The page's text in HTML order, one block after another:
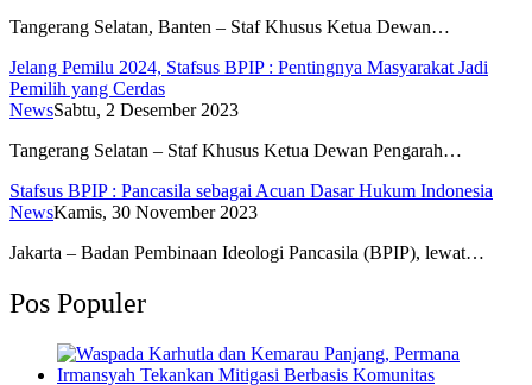
Tangerang Selatan, Banten – Staf Khusus Ketua Dewan…
Jelang Pemilu 2024, Stafsus BPIP : Pentingnya Masyarakat Jadi
Pemilih yang Cerdas
NewsSabtu, 2 Desember 2023
Tangerang Selatan – Staf Khusus Ketua Dewan Pengarah…
Stafsus BPIP : Pancasila sebagai Acuan Dasar Hukum Indonesia
NewsKamis, 30 November 2023
Jakarta – Badan Pembinaan Ideologi Pancasila (BPIP), lewat…
Pos Populer